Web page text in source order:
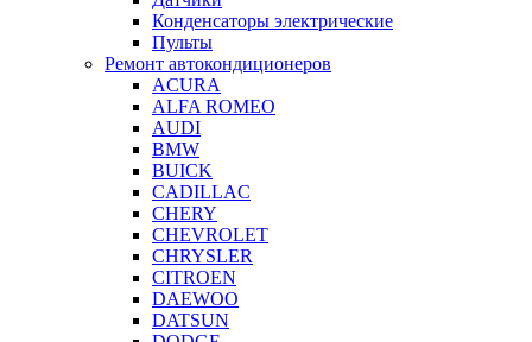
Конденсаторы электрические
Пульты
Ремонт автокондиционеров
ACURA
ALFA ROMEO
AUDI
BMW
BUICK
CADILLAC
CHERY
CHEVROLET
CHRYSLER
CITROEN
DAEWOO
DATSUN